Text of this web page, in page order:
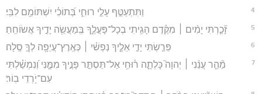
4 וַתִּתְעַטֵּ֣ף עָלַ֣י רוּחִ֑י בְּ֝תוֹכִ֗י יִשְׁתּוֹמֵ֥ם לִבִּֽי׃
5 זָ֘כַ֤רְתִּי יָמִ֨ים ׀ מִקֶּ֗דֶם הָגִ֥יתִי בְכָל־פָּעֳלֶ֑ךָ בְּֽמַעֲשֵׂ֖ה יָדֶ֣יךָ אֲשׂוֹחֵֽחַ׃
6 פֵּרַ֣שְׂתִּי יָדַ֣י אֵלֶ֑יךָ נַפְשִׁ֓י ׀ כְּאֶֽרֶץ־עֲיֵפָ֖ה לְךָ֣ סֶֽלָה׃
7
מַ֘הֵ֤ר עֲנֵ֨נִי ׀ יְהוָה֮ כָּלְתָ֪ה ר֫וּחִ֥י אַל־תַּסְתֵּ֣ר פָּנֶ֣יךָ מִמֶּ֑נִּי וְ֝נִמְשַׁ֗לְתִּי
עִם־יֹ֥רְדֵי בֽוֹר׃